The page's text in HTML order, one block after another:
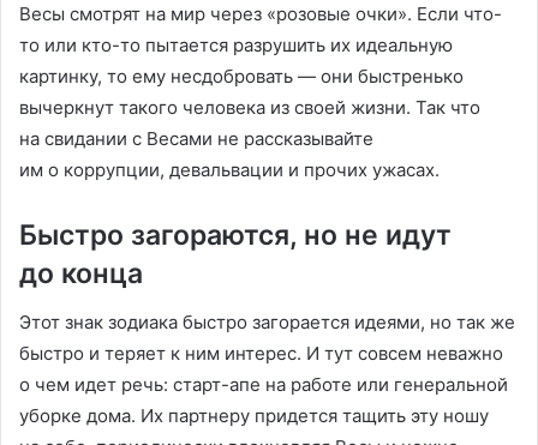
Весы смотрят на мир через «розовые очки». Если что-
то или кто-то пытается разрушить их идеальную
картинку, то ему несдобровать — они быстренько
вычеркнут такого человека из своей жизни. Так что
на свидании с Весами не рассказывайте
им о коррупции, девальвации и прочих ужасах.
Быстро загораются, но не идут
до конца
Этот знак зодиака быстро загорается идеями, но так же
быстро и теряет к ним интерес. И тут совсем неважно
о чем идет речь: старт-апе на работе или генеральной
уборке дома. Их партнеру придется тащить эту ношу